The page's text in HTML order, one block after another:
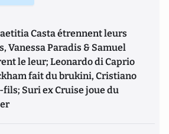
Casta étrennent leurs
Vanessa Paradis & Samuel
le leur; Leonardo di Caprio
fait du brukini, Cristiano
Suri ex Cruise joue du